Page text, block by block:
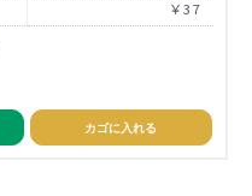
￥37
カゴに入れる